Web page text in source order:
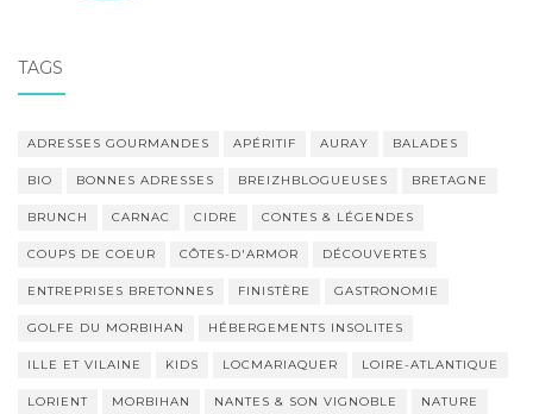
TAGS
ADRESSES GOURMANDES APÉRITIF AURAY BALADES
BIO BONNES ADRESSES BREIZHBLOGUEUSES BRETAGNE
BRUNCH CARNAC CIDRE CONTES & LÉGENDES
COUPS DE COEUR CÔTES-D'ARMOR DÉCOUVERTES
ENTREPRISES BRETONNES FINISTÈRE GASTRONOMIE
GOLFE DU MORBIHAN HÉBERGEMENTS INSOLITES
ILLE ET VILAINE KIDS LOCMARIAQUER LOIRE-ATLANTIQUE
LORIENT MORBIHAN NANTES & SON VIGNOBLE NATURE